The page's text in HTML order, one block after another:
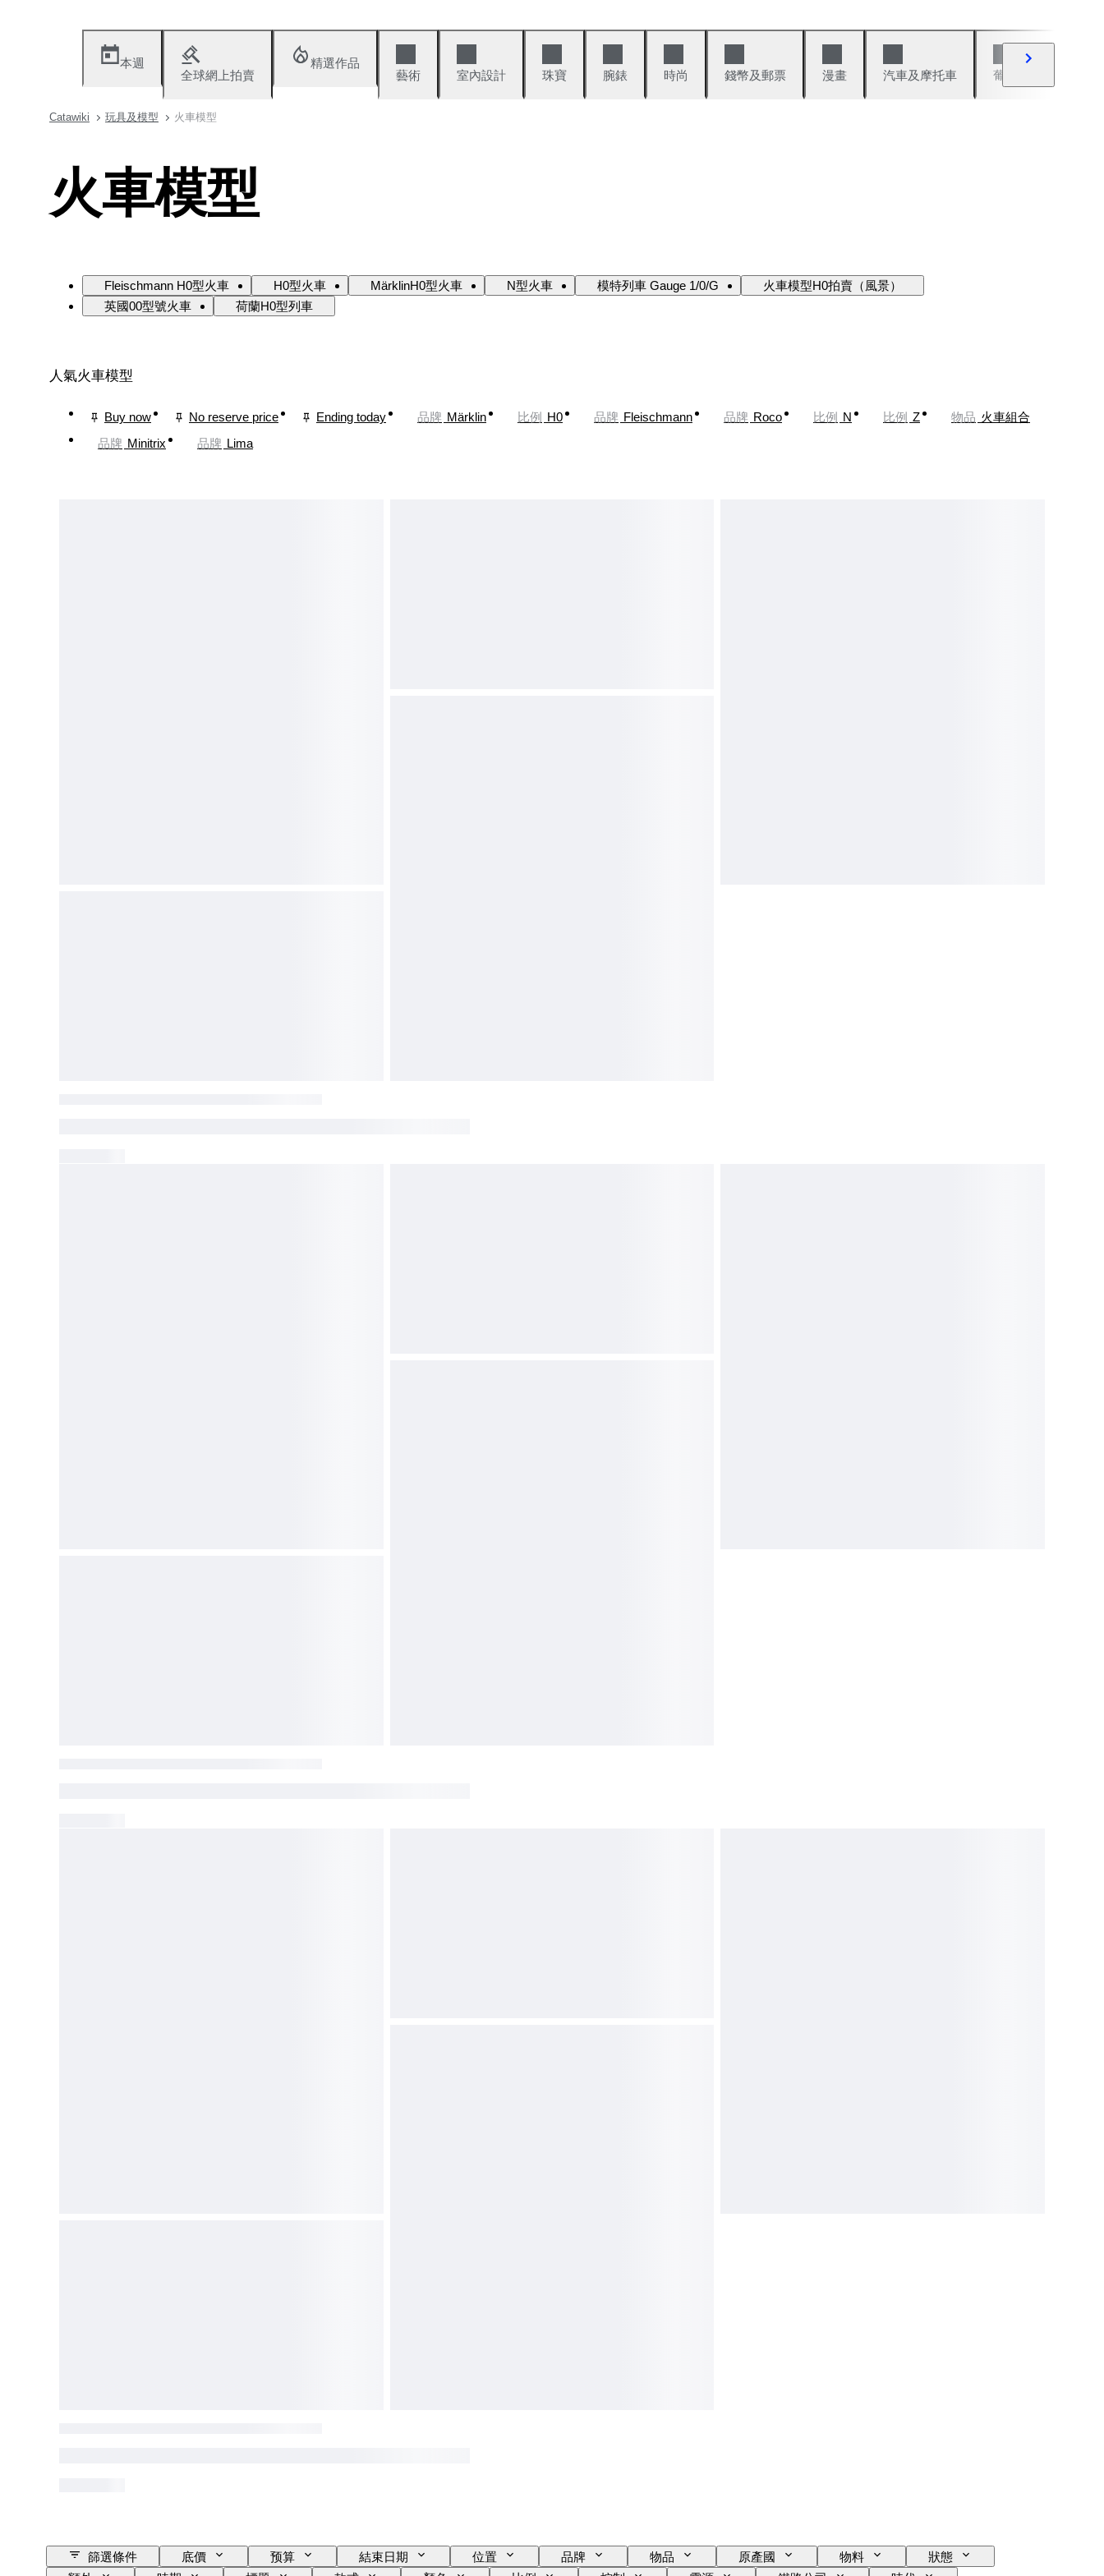
本週
全球網上拍賣
精選作品
藝術
室內設計 珠寶 腕錶 時尚 錢幣及郵票 漫畫 汽車及摩托車 葡萄酒與烈酒
Catawiki 玩具及模型 火車模型
火車模型
Fleischmann H0型火車 H0型火車 MärklinH0型火車 N型火車 模特列車 Gauge 1/0/G
火車模型H0拍賣（風景）
英國00型號火車
荷蘭H0型列車
人氣火車模型
Buy now No reserve price Ending today 品牌 Märklin 比例 H0 品牌 Fleischmann 品牌 Roco 比例 N 比例 Z 物品 火車組合
品牌 Minitrix 品牌 Lima
篩選條件 底價 预算 結束日期 位置 品牌 物品 原產國 物料
狀態